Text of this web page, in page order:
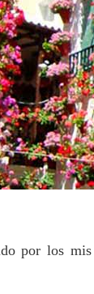
por los